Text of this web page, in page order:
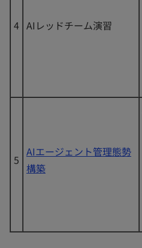
4 AIレッドチーム演習
5
AIエージェント管理態勢
構築